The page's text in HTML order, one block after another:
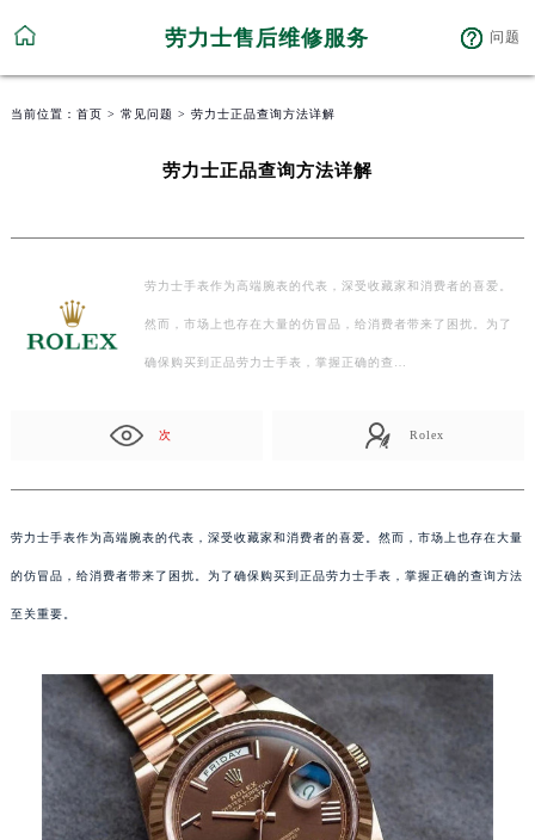
劳力士售后维修服务 问题
当前位置： 首页 > 常见问题 > 劳力士正品查询方法详解
劳力士正品查询方法详解
劳力士手表作为高端腕表的代表，深受收藏家和消费者的喜爱。
然而，市场上也存在大量的仿冒品，给消费者带来了困扰。为了
确保购买到正品劳力士手表，掌握正确的查…
次 Rolex
劳力士手表作为高端腕表的代表，深受收藏家和消费者的喜爱。然而，市场上也存在大量
的仿冒品，给消费者带来了困扰。为了确保购买到正品劳力士手表，掌握正确的查询方法
至关重要。